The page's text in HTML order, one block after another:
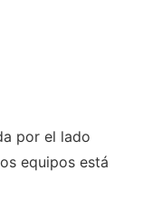
por el lado
equipos está